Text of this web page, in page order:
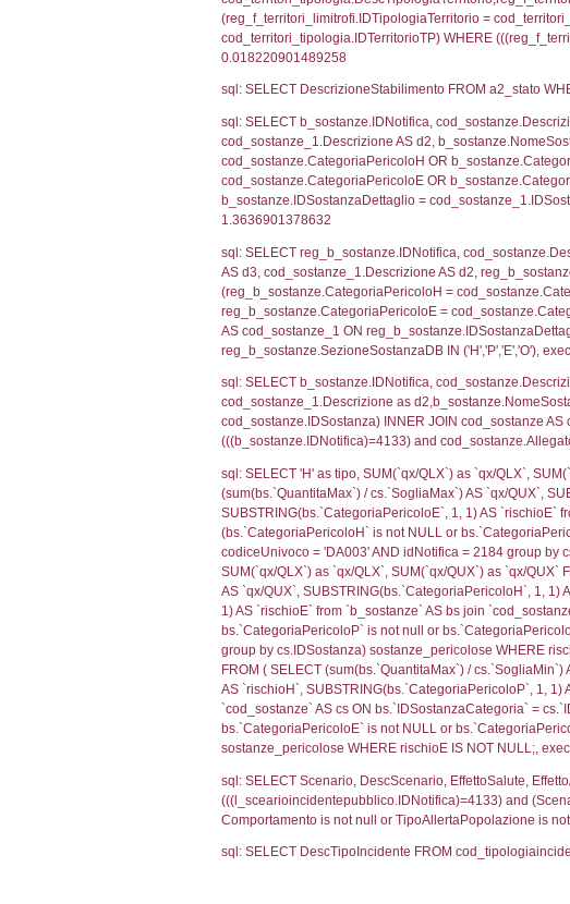
WHERE
sql: SELECT
AND
0.044186115264893
sql: SELECT
WHERE
sql: SELECT
WHERE
sql: SELECT
0.018873929977417
sql: SELECT